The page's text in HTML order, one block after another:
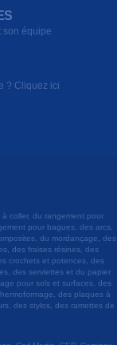
son équipe
? Cliquez ici
coller, du rangement pour
pour bagues, des arcs,
du mordançage, des
des fraises résines, des
crochets et potences, des
des serviettes et du papier
pour sols et surfaces, des
des plaques à
des stylos, des ramettes de